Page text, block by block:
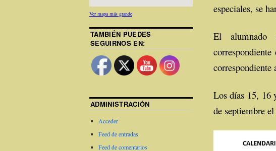
especiales, se
El
correspondiente
Los días 15, 16
de septiembre
Ver mapa más grande
TAMBIÉN PUEDES
SEGUIRNOS EN:
ADMINISTRACIÓN
Acceder
Feed de entradas
Feed de comentarios